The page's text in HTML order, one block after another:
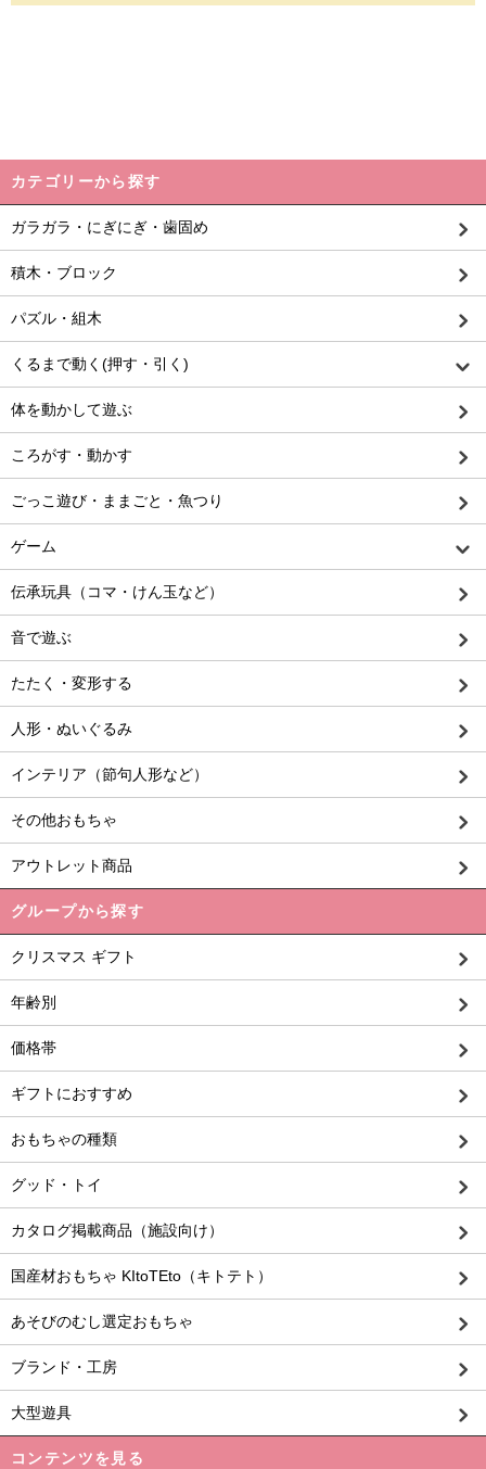
カテゴリーから探す
ガラガラ・にぎにぎ・歯固め
積木・ブロック
パズル・組木
くるまで動く(押す・引く)
体を動かして遊ぶ
ころがす・動かす
ごっこ遊び・ままごと・魚つり
ゲーム
伝承玩具（コマ・けん玉など）
音で遊ぶ
たたく・変形する
人形・ぬいぐるみ
インテリア（節句人形など）
その他おもちゃ
アウトレット商品
グループから探す
クリスマス ギフト
年齢別
価格帯
ギフトにおすすめ
おもちゃの種類
グッド・トイ
カタログ掲載商品（施設向け）
国産材おもちゃ KItoTEto（キトテト）
あそびのむし選定おもちゃ
ブランド・工房
大型遊具
コンテンツを見る